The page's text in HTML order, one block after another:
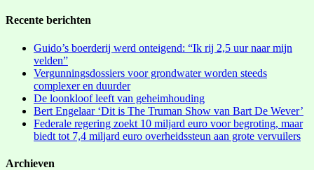
Recente berichten
Guido’s boerderij werd onteigend: “Ik rij 2,5 uur naar mijn
velden”
Vergunningsdossiers voor grondwater worden steeds
complexer en duurder
De loonkloof leeft van geheimhouding
Bert Engelaar ‘Dit is The Truman Show van Bart De Wever’
Federale regering zoekt 10 miljard euro voor begroting, maar
biedt tot 7,4 miljard euro overheidssteun aan grote vervuilers
Archieven